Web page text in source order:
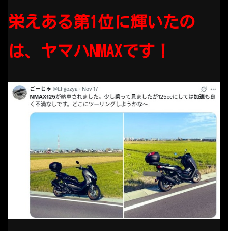
栄えある第1位に輝いたの
は、ヤマハNMAXです！